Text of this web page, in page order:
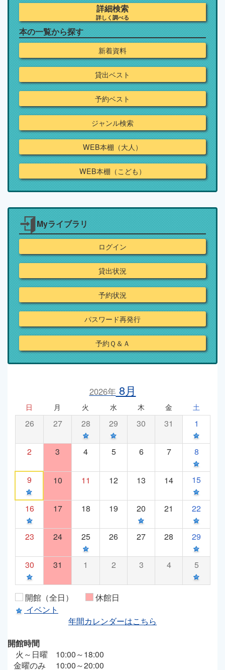
詳細検索
詳しく調べる
本の一覧から探す
新着資料
貸出ベスト
予約ベスト
ジャンル検索
WEB本棚（大人）
WEB本棚（こども）
Myライブラリ
ログイン
貸出状況
予約状況
パスワード再発行
予約Ｑ＆Ａ
2026年8月
日 月 火 水 木 金 土
26 27 28 29 30 31 1
2 3 4 5 6 7 8
9 10 11 12 13 14 15
16 17 18 19 20 21 22
23 24 25 26 27 28 29
30 31 1 2 3 4 5
開館（全日）
休館日
イベント
年間カレンダーはこちら
開館時間
火～日曜 10:00～18:00
金曜のみ 10:00～20:00